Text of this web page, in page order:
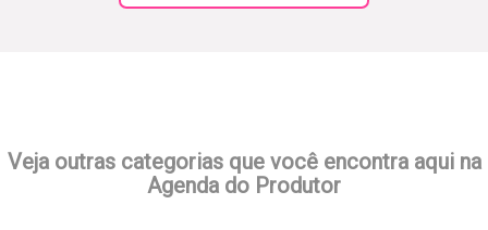
Veja outras categorias que você encontra aqui na
Agenda do Produtor